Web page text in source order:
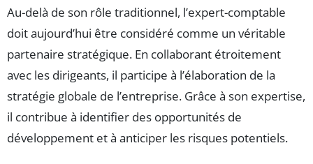
Au-delà de son rôle traditionnel, l’expert-comptable
doit aujourd’hui être considéré comme un véritable
partenaire stratégique. En collaborant étroitement
avec les dirigeants, il participe à l’élaboration de la
stratégie globale de l’entreprise. Grâce à son expertise,
il contribue à identifier des opportunités de
développement et à anticiper les risques potentiels.